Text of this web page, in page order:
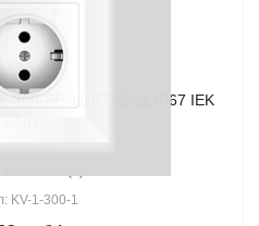
300-БР-11-67У2-21 IP67 IEK
KV-1-300-1